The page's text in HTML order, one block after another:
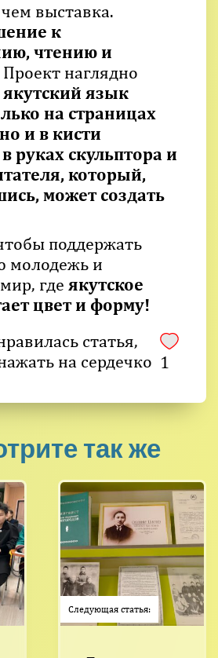
выставка.
к
чтению и
Проект наглядно
якутский язык
на страницах
и в кисти
руках скульптора и
который,
может создать
поддержать
молодежь и
где якутское
цвет и форму!
статья,
на сердечко 1
так же
Следующая статья: